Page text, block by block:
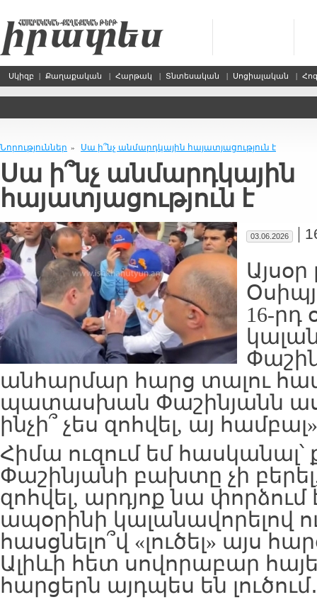
Սկիզբ | Քաղաքական | Հարթակ | Տնտեսական | Սոցիալական |
Նորություններ » Սա ի՞նչ անմարդկային հայատյացություն է
Սա ի՞նչ անմարդկային
հայատյացություն է
03.06.2026 |
Այսօր
16-րդ
անհարմար հարց տալու
պատասխան Փաշինյանն
ինչի՞ չես զոհվել, այ
Հիմա ուզում եմ հասկանալ՝
Փաշինյանի բախտը չի
զոհվել, արդյոք նա փորձում
ապօրինի կալանավորելով
հասցնելո՞վ «լուծել» այս
Ալիևի հետ սովորաբար
հարցերն այդպես են